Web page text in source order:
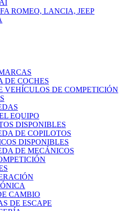
ROMEO, LANCIA, JEEP
DE COCHES
VEHÍCULOS DE COMPETICIÓN
EQUIPO
DISPONIBLES
DE COPILOTOS
DISPONIBLES
DE MECÁNICOS
CAMBIO
DE ESCAPE